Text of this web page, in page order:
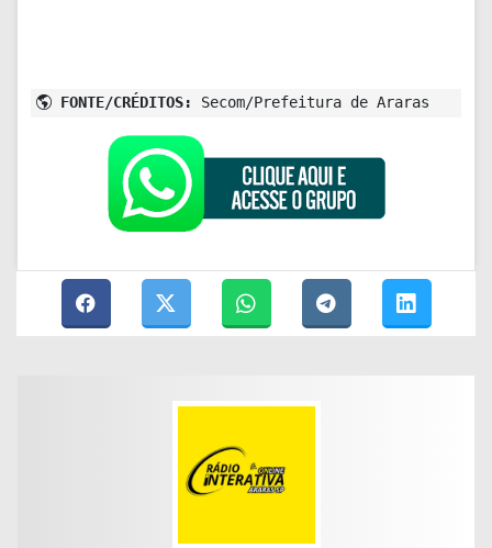
FONTE/CRÉDITOS: Secom/Prefeitura de Araras